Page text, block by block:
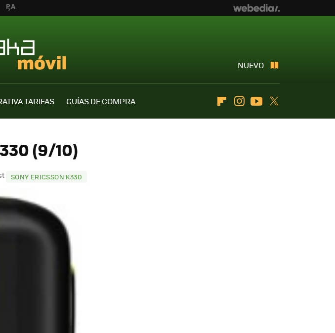
NUEVO
TARIFAS
GUÍAS DE COMPRA
FlipboardInstagramYoutube
(9/10)
SONY ERICSSON K330